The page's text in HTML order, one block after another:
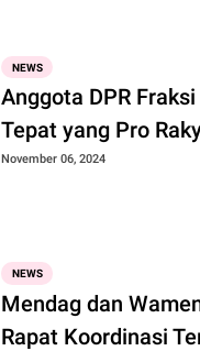
NEWS
Anggota DPR
Tepat yang Pro
November 06, 2024
NEWS
Mendag dan
Rapat Koordinasi